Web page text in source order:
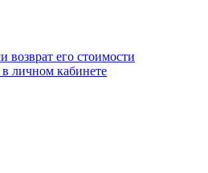
возврат его стоимости
личном кабинете